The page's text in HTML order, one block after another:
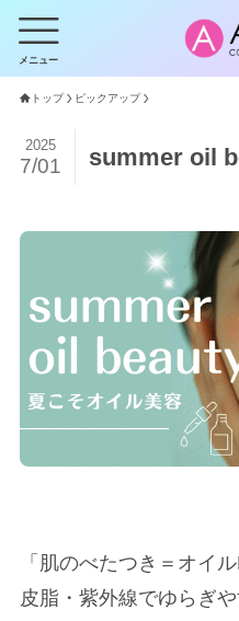
メニュー
トップ ピックアップ
summer oil
2025
7/01
「肌のべたつき＝オイ
皮脂・紫外線でゆらぎ